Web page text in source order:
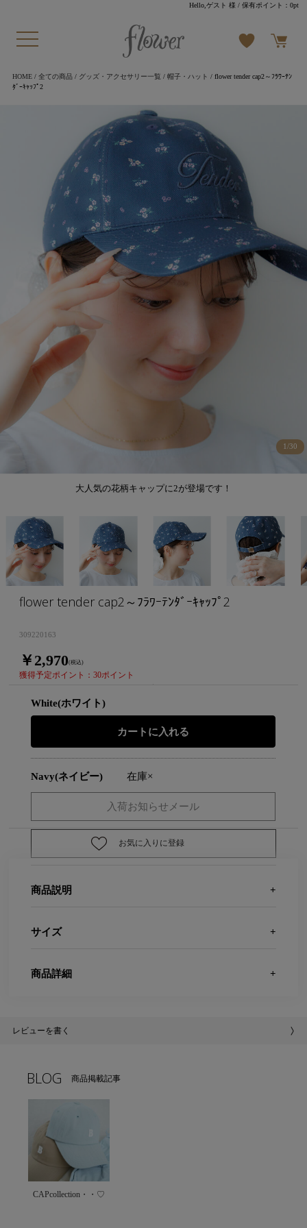
Hello,ゲスト 様 / 保有ポイント：0pt
HOME/ 全ての商品/ グッズ・アクセサリー一覧 / 帽子・ハット / flower tender cap2～ﾌﾗﾜｰﾃﾝ
ﾀﾞｰｷｬｯﾌﾟ2
大人気の花柄キャップに2が登場です！
1/30
flower tender cap2～ﾌﾗﾜｰﾃﾝﾀﾞｰｷｬｯﾌﾟ2
309220163
￥2,970(税込)
獲得予定ポイント：30ポイント
White(ホワイト)
Navy(ネイビー) 在庫×
お気に入りに登録
商品説明
サイズ
商品詳細
レビューを書く
BLOG 商品掲載記事
CAPcollection・・♡